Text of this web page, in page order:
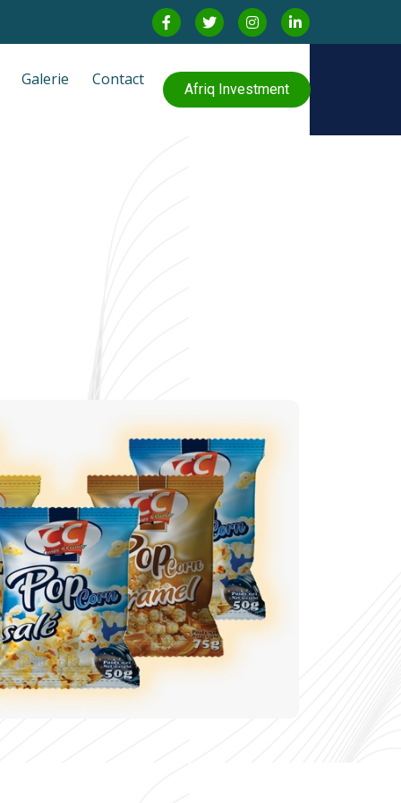
Galerie Contact
Afriq Investment